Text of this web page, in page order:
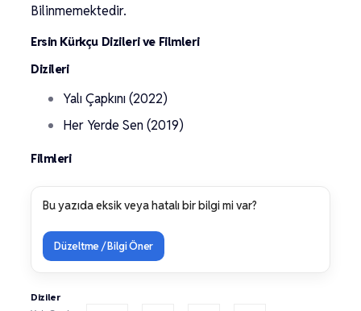
Bilinmemektedir.
Ersin Kürkçu Dizileri ve Filmleri
Dizileri
Yalı Çapkını (2022)
Her Yerde Sen (2019)
Filmleri
Bu yazıda eksik veya hatalı bir bilgi mi var?
Düzeltme / Bilgi Öner
Diziler